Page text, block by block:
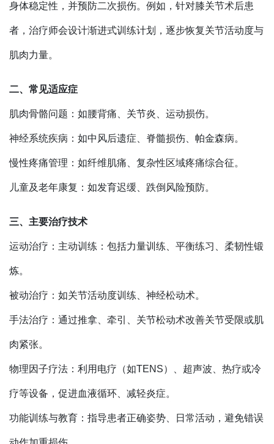
身体稳定性，并预防二次损伤。例如，针对膝关节术后患
者，治疗师会设计渐进式训练计划，逐步恢复关节活动度与
肌肉力量。
二、常见适应症
肌肉骨骼问题：如腰背痛、关节炎、运动损伤。
神经系统疾病：如中风后遗症、脊髓损伤、帕金森病。
慢性疼痛管理：如纤维肌痛、复杂性区域疼痛综合征。
儿童及老年康复：如发育迟缓、跌倒风险预防。
三、主要治疗技术
运动治疗：主动训练：包括力量训练、平衡练习、柔韧性锻
炼。
被动治疗：如关节活动度训练、神经松动术。
手法治疗：通过推拿、牵引、关节松动术改善关节受限或肌
肉紧张。
物理因子疗法：利用电疗（如TENS）、超声波、热疗或冷
疗等设备，促进血液循环、减轻炎症。
功能训练与教育：指导患者正确姿势、日常活动，避免错误